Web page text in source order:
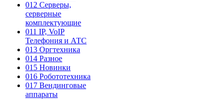
012 Серверы,
серверные
комплектующие
011 IP, VoIP
Телефония и АТС
013 Оргтехника
014 Разное
015 Новинки
016 Робототехника
017 Вендинговые
аппараты